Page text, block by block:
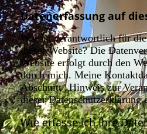
Datenerfassung auf
Wer ist verantwortlich für
dieser Website?Die
Website erfolgt durch den
durch mich. Meine
Abschnitt „Hinweis zur
dieser Datenschutzerklärung
Wie erfasse ich Ihre